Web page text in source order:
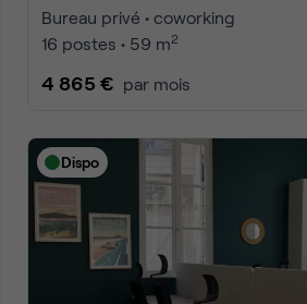
Bureau privé • coworking
16 postes • 59 m2
4 865 € par mois
Dispo